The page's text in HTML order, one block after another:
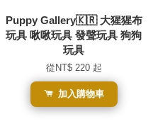
Puppy Gallery🇰🇷 大猩猩布
玩具 啾啾玩具 發聲玩具 狗狗
玩具
從 NT$ 220 起
加入購物車